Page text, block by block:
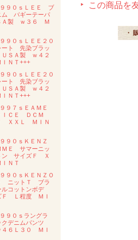
９９０ｓＬＥＥ ブ
ム バギーテーパ
Ａ製 ｗ３６ Ｍ
９０ｓＬＥＥ２０
ト 先染ブラッ
ＳＡ製 ｗ４２
ＮＴ+++
９０ｓＬＥＥ２０
ト 先染ブラッ
ＳＡ製 ｗ４２
ＮＴ+++
９７ｓＥＡＭＥ
ＩＣＥ ＤＣＭ
ＸＸＬ ＭＩＮ
９０ｓＫＥＮＺ
Ｅ サマーニッ
ン サイズＦ Ｘ
ＮＴ
９０ｓＫＥＮＺＯ
ニットＴ ブラ
コットンボデ
Ｆ Ｌ程度 ＭＩ
９０ｓラングラ
デニムパンツ
６Ｌ３０ ＭＩ
この商品を
・